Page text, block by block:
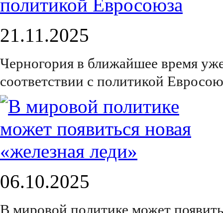
21.11.2025
Черногория в ближайшее время
соответствии с политикой
06.10.2025
В мировой политике может